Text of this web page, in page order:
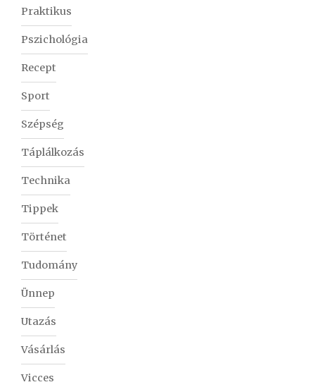
Praktikus
Pszichológia
Recept
Sport
Szépség
Táplálkozás
Technika
Tippek
Történet
Tudomány
Ünnep
Utazás
Vásárlás
Vicces